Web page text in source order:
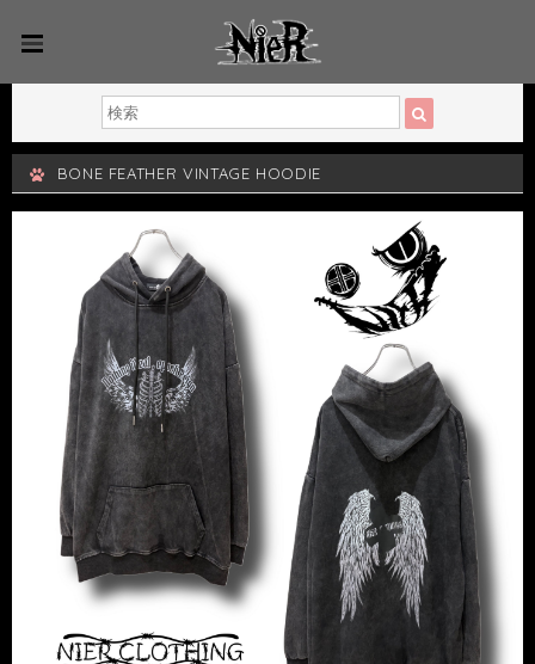
BONE FEATHER VINTAGE HOODIE